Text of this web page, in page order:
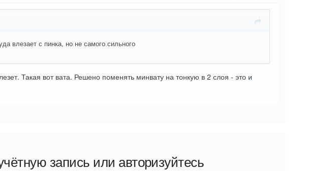
влезает с пинка, но не самого сильного
Такая вот вата. Решено поменять минвату на тонкую в 2 слоя - это и
запись или авторизуйтесь